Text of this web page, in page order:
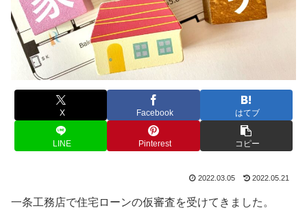
X Facebook はてブ
LINE Pinterest コピー
2022.03.05 2022.05.21
一条工務店で住宅ローンの仮審査を受けてきました。